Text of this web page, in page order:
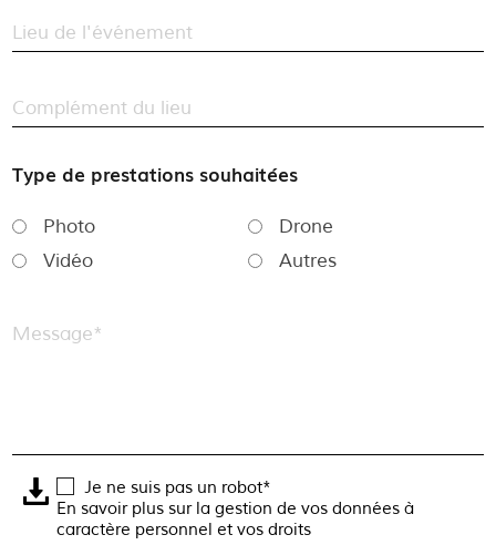
Lieu de l'événement
Complément du lieu
Type de prestations souhaitées
Photo
Vidéo
Drone
Autres
Message*
Je ne suis pas un robot*
En savoir plus sur la gestion de vos données à
caractère personnel et vos droits